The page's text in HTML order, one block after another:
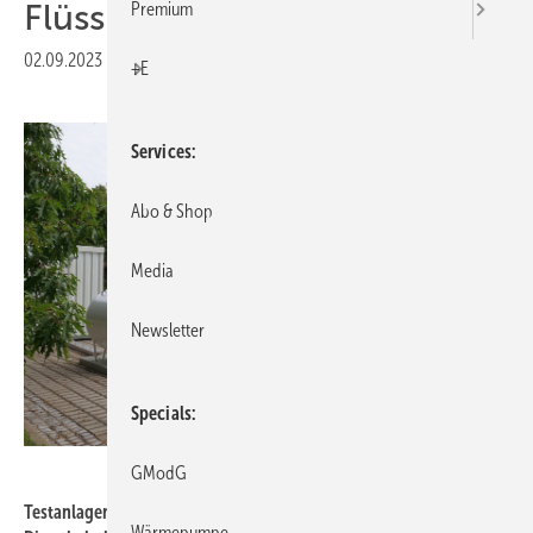
Flüssiggas rDME
02.09.2023 Druckvorschau
Testanlagen für die Nutzung von regenerativ hergestelltem
Premium
+E
Services
Abo & Shop
Media
Newsletter
Specials
GModG